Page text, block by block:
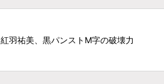
紅羽祐美、黒パンストM字の破壊力